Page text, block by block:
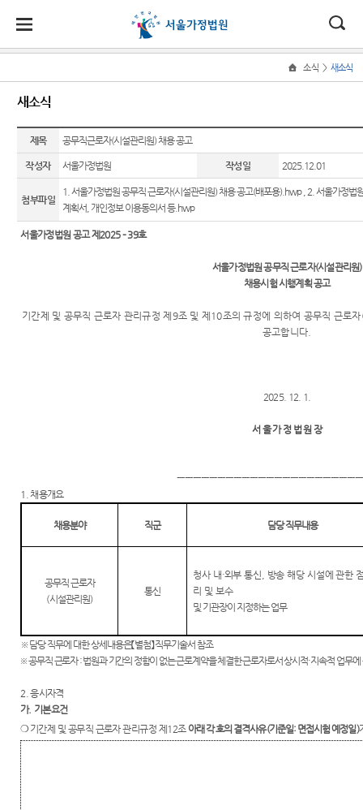
법원
소개
법원장
인사말
조직 및
전화번
내
찾아오
시는길
보안검
소식
새소식
우리법
원 안내
교육일
정
Club
민원
민원안
내
법률상
담안내
자주묻
는질문
Foreigners
록 열람
복사 절
차 안내
후견과
정보
사건검
색
판결서
사본 제
공신청
소통
법원에
바란다
부조리
신고센
터
법원견
소식 > 새소식
새소식
제목 공무직근로자(시설관리원) 채용 공고
작성자 서울가정법원 작성일 2025.12.01
첨부파일
1. 서울가정법원 공무직 근로자(시설관리원) 채용 공고(배포용).hwp, 2. 서울가정법
계획서, 개인정보 이용동의서 등.hwp
서울가정법원 공고 제 2025–39호
서울가정법원 공무직 근로자(시설관리원)
채용시험 시행계획 공고
기간제 및 공무직 근로자 관리규정 제 9조 및 제 10조의 규정에 의하여 공무직 근로자
공고합니다
2025. 12. 1.
서 울 가 정 법 원 장
1. 채용개요
채용분야 직군 담당 직무내용
공무직 근로자
(시설관리원)
통신
청사 내·외부 통신
방송 해당 시설에 관한
리 및 보수
및 기관장이 지정하는 업무
※담당 직무에 대한 상세내용은【별첨】 직무기술서 참조
※공무직 근로자:법원과 기간의 정함이 없는 근로계약을 체결한 근로자로서상시적·지속적 업무
2. 응시자격
가. 기본요건
❍ 기간제 및 공무직 근로자 관리규정 제 12조 아래 각 호의 결격사유(기준일: 면접시험 예정일)
원
원
정
소
통